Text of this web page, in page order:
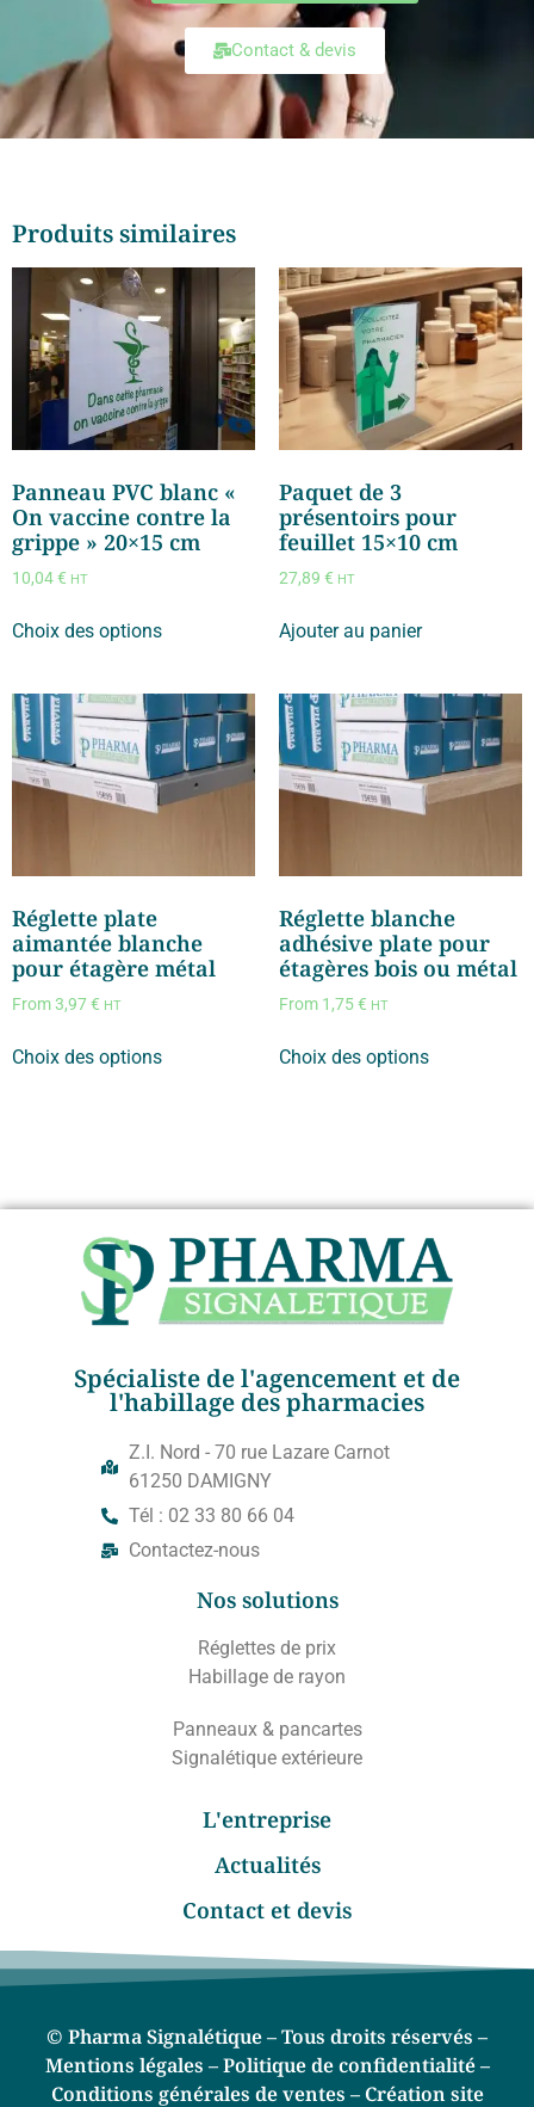
Contact & devis
Produits similaires
Panneau PVC blanc «
On vaccine contre la
grippe » 20×15 cm
10,04€ HT
Choix des options
Paquet de 3
présentoirs pour
feuillet 15×10 cm
27,89 € HT
Ajouter au panier
Réglette plate
aimantée blanche
pour étagère métal
From3,97€ HT
Choix des options
Réglette blanche
adhésive plate pour
étagères bois ou métal
From 1,75€ HT
Choix des options
Spécialiste de l'agencement et de
l'habillage des pharmacies
Z.I. Nord - 70 rue Lazare Carnot
61250 DAMIGNY
Tél : 02 33 80 66 04
Contactez-nous
Nos solutions
Réglettes de prix
Habillage de rayon
Panneaux & pancartes
Signalétique extérieure
L'entreprise
Actualités
Contact et devis
© Pharma Signalétique – Tous droits réservés –
Mentions légales – Politique de confidentialité –
Conditions générales de ventes –Création site